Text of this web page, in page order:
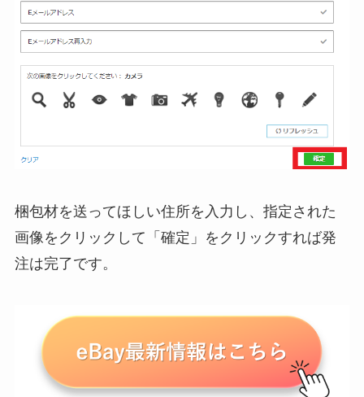
梱包材を送ってほしい住所を入力し、指定された
画像をクリックして「確定」をクリックすれば発
注は完了です。